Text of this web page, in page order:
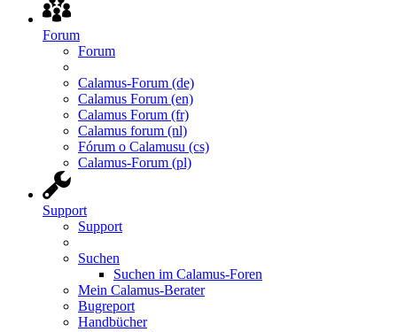
Forum
Forum
Calamus-Forum (de)
Calamus Forum (en)
Calamus Forum (fr)
Calamus forum (nl)
Fórum o Calamusu (cs)
Calamus-Forum (pl)
Support
Support
Suchen
Suchen im Calamus-Foren
Mein Calamus-Berater
Bugreport
Handbücher